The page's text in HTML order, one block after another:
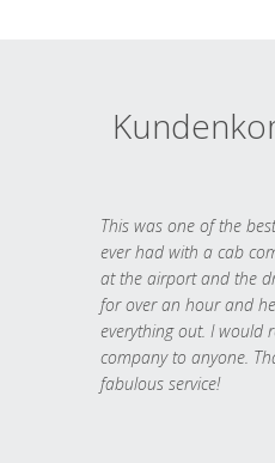
This was one of the
ever had with a cab
at the airport and the
for over an hour and
everything out. I would
company to anyone.
fabulous service!